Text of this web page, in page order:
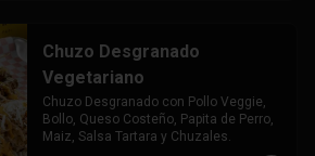
Chuzo Desgranado
Vegetariano
Chuzo Desgranado con Pollo Veggie,
Bollo, Queso Costeño, Papita de Perro,
Maiz, Salsa Tartara y Chuzales.